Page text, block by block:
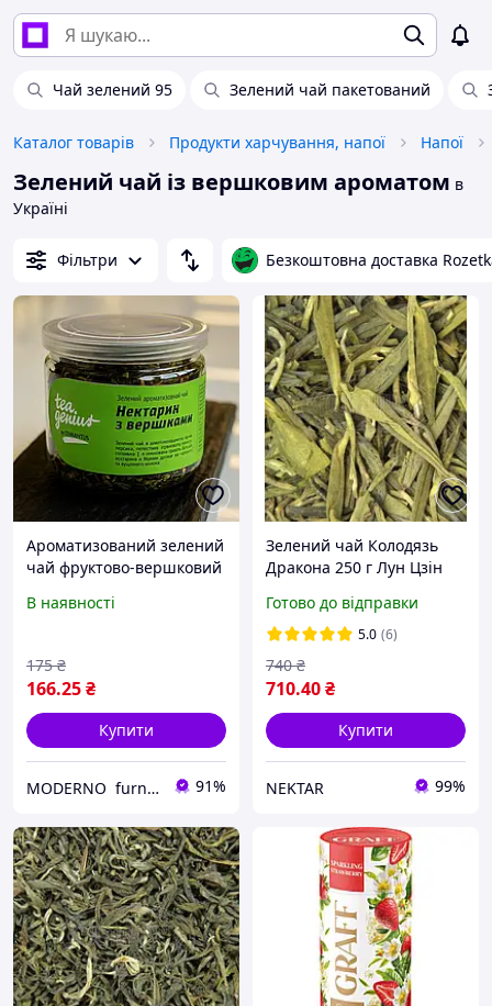
Чай зелений 95 Зелений чай пакетований
Каталог товарів Продукти харчування, напої Напої
Зелений чай із вершковим ароматом в
Україні
Фільтри Безкоштовна доставка
Ароматизований зелений
чай фруктово-вершковий
вершками у банці 80 г
В наявності
166.25₴
175 ₴
Купити
MODERNO furnitures 91%
Зелений чай Колодязь
Дракона 250 г Лун Цзін
з унікальним ароматом і
класичним смаком
Готово до відправки
5.0 (6)
710.40₴
740 ₴
Купити
NEKTAR 99%